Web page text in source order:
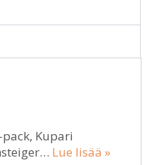
Kupari
Lue lisää »